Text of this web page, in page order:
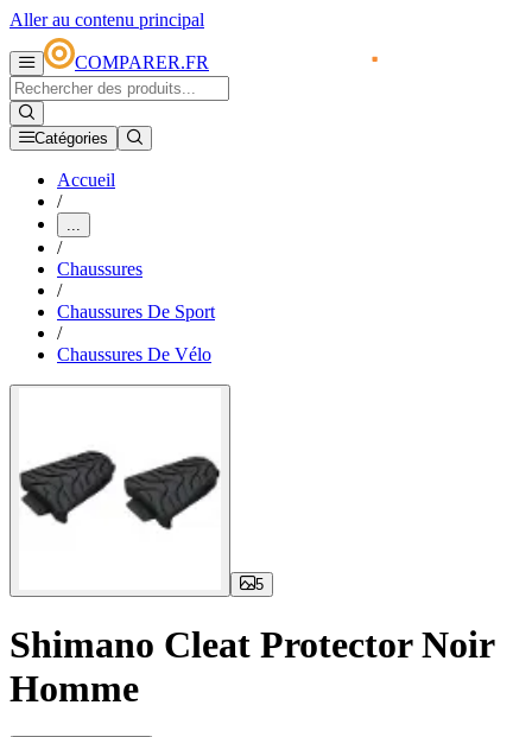
Aller au contenu principal
COMPARER.FR
Catégories
Accueil
/
...
/
Chaussures
/
Chaussures De Sport
/
Chaussures De Vélo
5
Shimano Cleat Protector Noir
Homme